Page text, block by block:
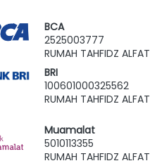
BCA
2525003777
RUMAH TAHFIDZ
BRI
100601000325562
RUMAH TAHFIDZ
Muamalat
5010113355
RUMAH TAHFIDZ